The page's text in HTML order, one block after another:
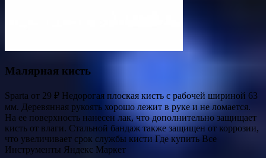
Малярная кисть
Sparta от 29 ₽ Недорогая плоская кисть с рабочей шириной 63
мм. Деревянная рукоять хорошо лежит в руке и не ломается.
На ее поверхность нанесен лак, что дополнительно защищает
кисть от влаги. Стальной бандаж также защищен от коррозии,
что увеличивает срок службы кисти Где купить Все
Инструменты Яндекс Маркет